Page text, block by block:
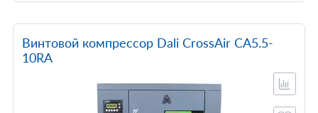
Винтовой компрессор Dali CrossAir CA5.5-
10RA